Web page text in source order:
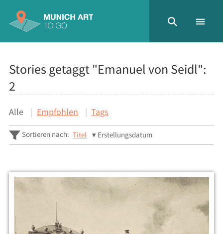
Stories getaggt "Emanuel von Seidl":
2
Alle Empfohlen Tags
Sortieren nach: Titel Erstellungsdatum